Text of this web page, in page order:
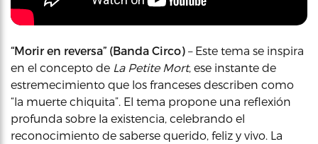
“Morir en reversa” (Banda Circo) – Este tema se inspira
en el concepto de La Petite Mort, ese instante de
estremecimiento que los franceses describen como
“la muerte chiquita”. El tema propone una reflexión
profunda sobre la existencia, celebrando el
reconocimiento de saberse querido, feliz y vivo. La